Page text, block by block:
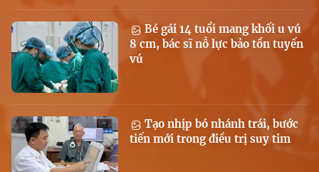
Bé gái 14 tuổi mang khối u vú
8 cm, bác sĩ nỗ lực bảo tồn tuyến
vú
Tạo nhịp bó nhánh trái, bước
tiến mới trong điều trị suy tim